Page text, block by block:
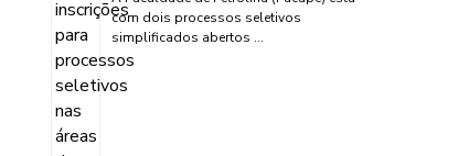
com dois processos seletivos
simplificados abertos …